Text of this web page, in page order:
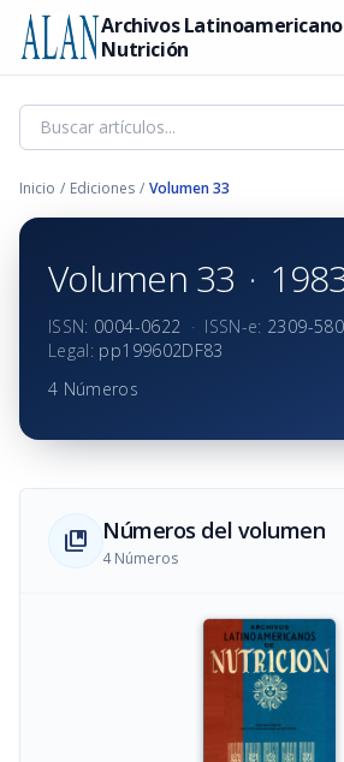
Archivos
Nutrición
Inicio / Ediciones / Volumen 33
Volumen 33 ·
ISSN: 0004-0622 · ISSN-e: 2309-
Legal: pp199602DF83
4 Números
collections_bookmark Números del volumen
4 Números